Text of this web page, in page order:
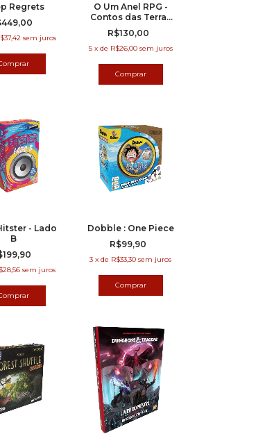
Regrets
sem juros
O Um Anel RPG -
Contos das Terras
Ermas
R$130,00
5 x de R$26,00 sem juros
- Lado
B
sem juros
Dobble : One Piece
R$99,90
3 x de R$33,30 sem juros